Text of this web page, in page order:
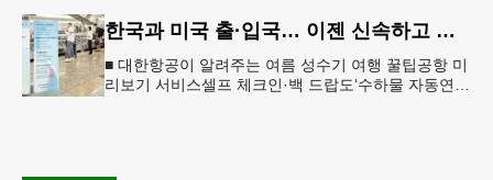
한국과 미국 출·입국… 이젠 신속하고 편리하게 여행
■ 대한항공이 알려주는 여름 성수기 여행 꿀팁공항 미
리보기 서비스셀프 체크인·백 드랍도‘수하물 자동연결